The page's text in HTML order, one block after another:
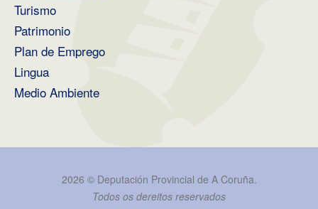
Turismo
Patrimonio
Plan de Emprego
Lingua
Medio Ambiente
2026 © Deputación Provincial de A Coruña.
Todos os dereitos reservados